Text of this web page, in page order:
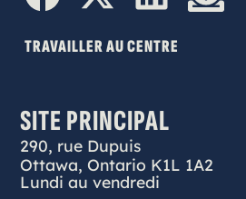
TRAVAILLER AU CENTRE
SITE PRINCIPAL
290, rue Dupuis
Ottawa, Ontario K1L 1A2
Lundi au vendredi